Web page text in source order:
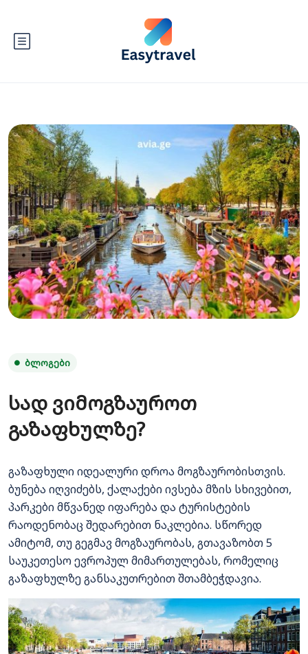
ᲑᲚᲝᲒᲔᲑᲘ
სად ვიმოგზაუროთ
გაზაფხულზე?
გაზაფხული იდეალური დროა მოგზაურობისთვის.
ბუნება იღვიძებს, ქალაქები ივსება მზის სხივებით,
პარკები მწვანედ იფარება და ტურისტების
რაოდენობაც შედარებით ნაკლებია. სწორედ
ამიტომ, თუ გეგმავ მოგზაურობას, გთავაზობთ 5
საუკეთესო ევროპულ მიმართულებას, რომელიც
გაზაფხულზე განსაკუთრებით შთამბეჭდავია.